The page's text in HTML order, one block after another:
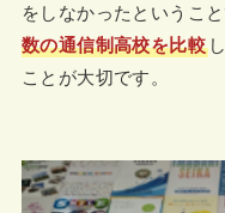
をしなかったというこ
数の通信制高校を比較
ことが大切です。